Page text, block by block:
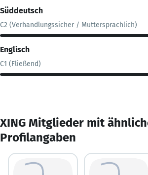
Süddeutsch
C2 (Verhandlungssicher / Muttersprachlich)
Englisch
C1 (Fließend)
XING Mitglieder mit
Profilangaben